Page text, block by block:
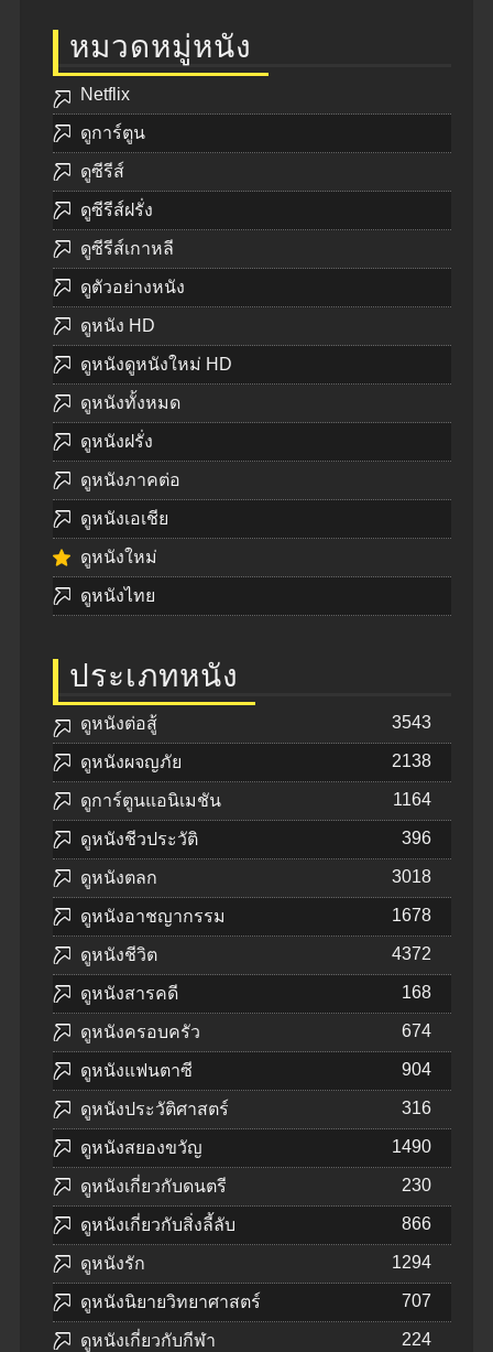
หมวดหมู่หนัง
Netflix
ดูการ์ตูน
ดูซีรีส์
ดูซีรีส์ฝรั่ง
ดูซีรีส์เกาหลี
ดูตัวอย่างหนัง
ดูหนัง HD
ดูหนังดูหนังใหม่ HD
ดูหนังทั้งหมด
ดูหนังฝรั่ง
ดูหนังภาคต่อ
ดูหนังเอเชีย
ดูหนังใหม่
ดูหนังไทย
ประเภทหนัง
ดูหนังต่อสู้ 3543
ดูหนังผจญภัย 2138
ดูการ์ตูนแอนิเมชัน 1164
ดูหนังชีวประวัติ 396
ดูหนังตลก 3018
ดูหนังอาชญากรรม 1678
ดูหนังชีวิต 4372
ดูหนังสารคดี 168
ดูหนังครอบครัว 674
ดูหนังแฟนตาซี 904
ดูหนังประวัติศาสตร์ 316
ดูหนังสยองขวัญ 1490
ดูหนังเกี่ยวกับดนตรี 230
ดูหนังเกี่ยวกับสิ่งลี้ลับ 866
ดูหนังรัก 1294
ดูหนังนิยายวิทยาศาสตร์ 707
ดูหนังเกี่ยวกับกีฬา 224